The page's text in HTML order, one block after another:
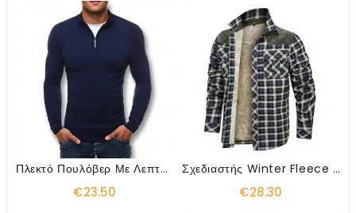
Πλεκτό Πουλόβερ Με Λεπτή Εφαρμογή
€23.50
Σχεδιαστής Winter Fleece Ξυλοκόπος Καρό Πουκάμισο
€28.30